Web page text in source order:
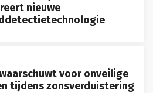
nieuwe
waarschuwt voor onveilige
tijdens zonsverduistering